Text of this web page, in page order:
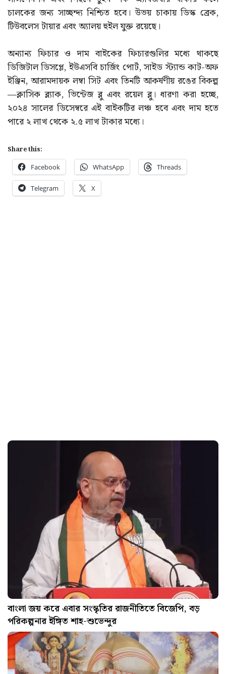
চালকের জন্য সাচ্ছন্দ্য নিশ্চিত হবে। উভয় চাকায় ডিস্ক ব্রেক,
টিউবলেস টায়ার এবং অ্যালয় হুইল যুক্ত রয়েছে।
অন্যান্য ফিচার ও দাম বাইকের ফিচারগুলির মধ্যে থাকছে
ডিজিটাল ডিসপ্লে, ইউএসবি চার্জিং পোর্ট, সাইড স্ট্যান্ড কাট-অফ
ইঞ্জিন, আরামদায়ক লম্বা সিট এবং তিনটি আকর্ষণীয় রঙের বিকল্প
—ক্লাসিক ব্ল্যাক, ভিন্টেজ ব্লু এবং রয়েল ব্লু। ধারণা করা হচ্ছে,
২০২৪ সালের ডিসেম্বরে এই বাইকটির লঞ্চ হবে এবং দাম হতে
পারে ২ লাখ থেকে ২.৫ লাখ টাকার মধ্যে।
Share this:
Facebook WhatsApp Threads
Telegram X
বাংলা জয় করে এবার সংস্কৃতির রাজনীতিতে বিজেপি, বড়
পরিকল্পনার ইঙ্গিত শাহ-শুভেন্দুর